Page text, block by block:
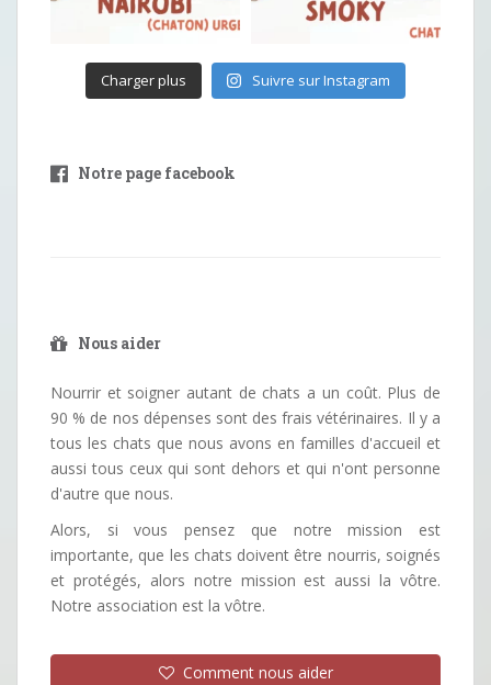
Charger plus Suivre sur Instagram
Notre page facebook
Nous aider
Nourrir et soigner autant de chats a un coût. Plus de
90 % de nos dépenses sont des frais vétérinaires. Il y a
tous les chats que nous avons en familles d'accueil et
aussi tous ceux qui sont dehors et qui n'ont personne
d'autre que nous.
Alors, si vous pensez que notre mission est
importante, que les chats doivent être nourris, soignés
et protégés, alors notre mission est aussi la vôtre.
Notre association est la vôtre.
Comment nous aider